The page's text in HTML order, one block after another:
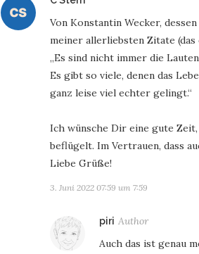
Von Konstantin Wecker,
meiner allerliebsten Zitate
„Es sind nicht immer die
Es gibt so viele, denen das
ganz leise viel echter gelingt.“
Ich wünsche Dir eine gute
beflügelt. Im Vertrauen, dass
Liebe Grüße!
3. Juni 2022 07:59 um 7:59
piri sagt:
Auch das ist genau